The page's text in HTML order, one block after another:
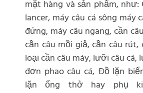
mặt hàng và sản phẩm, như:
lancer, máy câu cá sông máy
đứng, máy câu ngang, cần
cần câu mồi giả, cần câu rút,
loại cần câu máy, lưỡi câu cá,
đơn phao câu cá, Đồ lặn
lặn ống thở hay phụ